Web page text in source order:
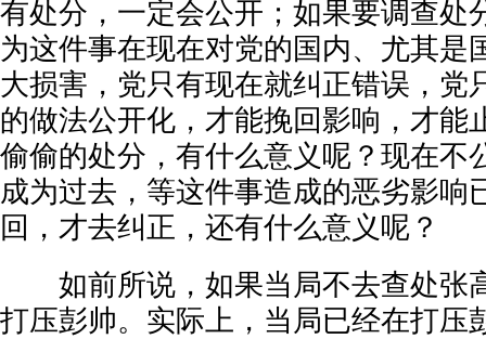
有处分，一定会公开；如果要调查处
为这件事在现在对党的国内、尤其是
大损害，党只有现在就纠正错误，党
的做法公开化，才能挽回影响，才能
偷偷的处分，有什么意义呢？现在不
成为过去，等这件事造成的恶劣影响
回，才去纠正，还有什么意义呢？
如前所说，如果当局不去查处张
打压彭帅。实际上，当局已经在打压